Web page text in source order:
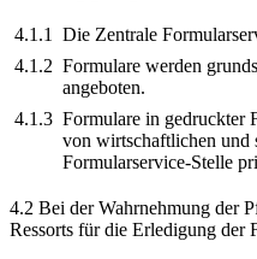
4.1.1
Die Zentrale
4.1.2 Formulare werden
angeboten.
4.1.3 Formulare in gedruckter
von wirtschaftlichen und
Formularservice-Stelle
4.2 Bei der Wahrnehmung der
Ressorts für die Erledigung der